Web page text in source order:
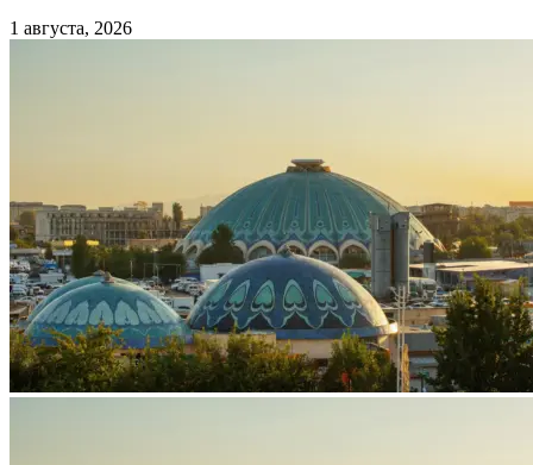
1 августа, 2026